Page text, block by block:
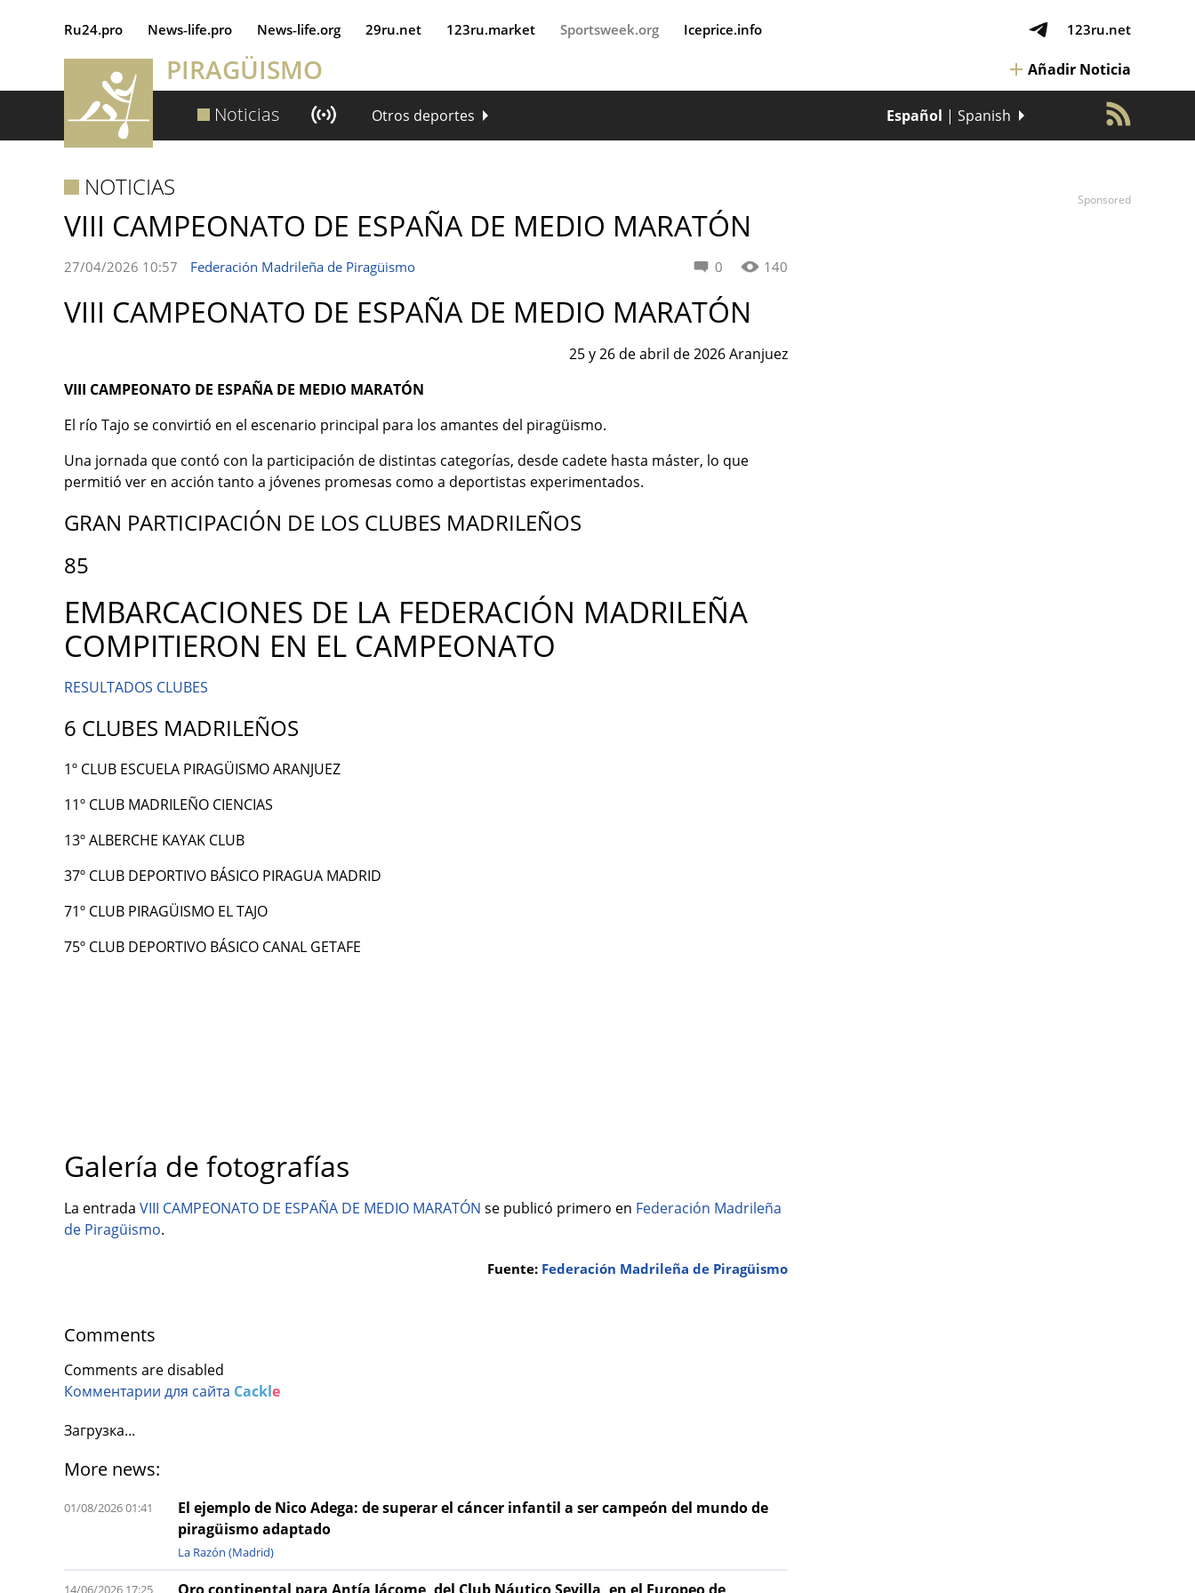
Ru24.pro News‑life.pro News‑life.org 29ru.net 123ru.market Sportsweek.org Iceprice.info 123ru.net
PIRAGÜISMO Añadir Noticia
Noticias Otros deportes Español | Spanish
NOTICIAS
VIII CAMPEONATO DE ESPAÑA DE MEDIO MARATÓN
0 140
27/04/2026 10:57 Federación Madrileña de Piragüismo
VIII CAMPEONATO DE ESPAÑA DE MEDIO MARATÓN
25 y 26 de abril de 2026 Aranjuez
VIII CAMPEONATO DE ESPAÑA DE MEDIO MARATÓN
El río Tajo se convirtió en el escenario principal para los amantes del piragüismo.
Una jornada que contó con la participación de distintas categorías, desde cadete hasta máster, lo que
permitió ver en acción tanto a jóvenes promesas como a deportistas experimentados.
GRAN PARTICIPACIÓN DE LOS CLUBES MADRILEÑOS
85
EMBARCACIONES DE LA FEDERACIÓN MADRILEÑA
COMPITIERON EN EL CAMPEONATO
RESULTADOS CLUBES
6 CLUBES MADRILEÑOS
1º CLUB ESCUELA PIRAGÜISMO ARANJUEZ
11º CLUB MADRILEÑO CIENCIAS
13º ALBERCHE KAYAK CLUB
37º CLUB DEPORTIVO BÁSICO PIRAGUA MADRID
71º CLUB PIRAGÜISMO EL TAJO
75º CLUB DEPORTIVO BÁSICO CANAL GETAFE
Galería de fotografías
La entrada VIII CAMPEONATO DE ESPAÑA DE MEDIO MARATÓN se publicó primero en Federación Madrileña
de Piragüismo.
Fuente: Federación Madrileña de Piragüismo
Comments
Comments are disabled
Комментарии для сайта Cackle
Загрузка...
More news:
El ejemplo de Nico Adega: de superar el cáncer infantil a ser campeón del mundo de
piragüismo adaptado
01/08/2026 01:41
La Razón (Madrid)
14/06/2026 17:25
Sponsored